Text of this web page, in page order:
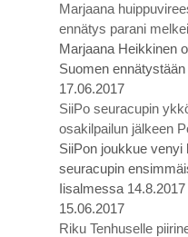
Marjaana
ennätys parani
Marjaana Heikkinen
Suomen
17.06.2017
SiiPo seuracupin
osakilpailun jälkeen
SiiPon joukkue venyi
seuracupin
Iisalmessa 14.8.2017
15.06.2017
Riku Tenhuselle